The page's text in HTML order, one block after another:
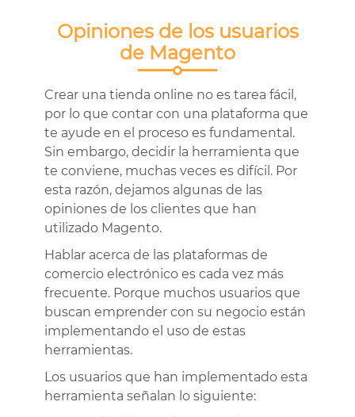
Opiniones de los usuarios
de Magento
Crear una tienda online no es tarea fácil,
por lo que contar con una plataforma que
te ayude en el proceso es fundamental.
Sin embargo, decidir la herramienta que
te conviene, muchas veces es difícil. Por
esta razón, dejamos algunas de las
opiniones de los clientes que han
utilizado Magento.
Hablar acerca de las plataformas de
comercio electrónico es cada vez más
frecuente. Porque muchos usuarios que
buscan emprender con su negocio están
implementando el uso de estas
herramientas.
Los usuarios que han implementado esta
herramienta señalan lo siguiente: